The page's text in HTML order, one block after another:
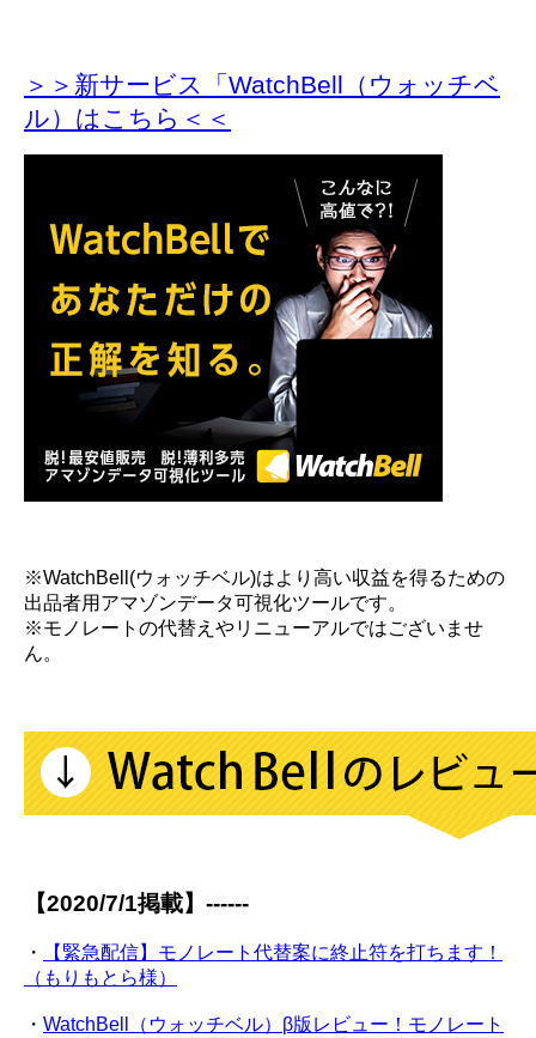
＞＞新サービス「WatchBell（ウォッチベ
ル）はこちら＜＜
※WatchBell(ウォッチベル)はより高い収益を得るための
出品者用アマゾンデータ可視化ツールです。
※モノレートの代替えやリニューアルではございませ
ん。
【2020/7/1掲載】------
・
【緊急配信】モノレート代替案に終止符を打ちます！
（もりもとら様）
・ WatchBell（ウォッチベル）β版レビュー！モノレート